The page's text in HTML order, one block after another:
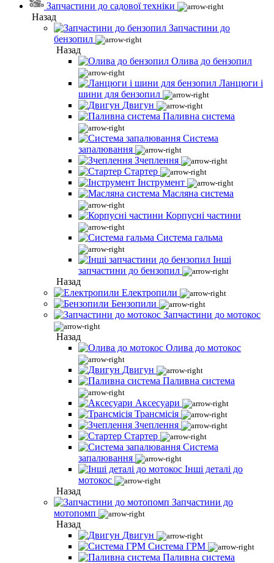
Запчастини до садової техніки
Назад
Запчастини до
бензопил
Назад
Олива до бензопил
Ланцюги і
шини для бензопил
Двигун
Паливна система
Система
запалювання
Зчеплення
Стартер
Інструмент
Масляна система
Корпусні частини
Система гальма
Інші
запчастини до бензопил
Назад
Електропили
Бензопили
Запчастини до мотокос
Назад
Олива до мотокос
Двигун
Паливна система
Аксесуари
Трансмісія
Зчеплення
Стартер
Система
запалювання
Інші деталі до
мотокос
Назад
Запчастини до
мотопомп
Назад
Двигун
Система ГРМ
Паливна система